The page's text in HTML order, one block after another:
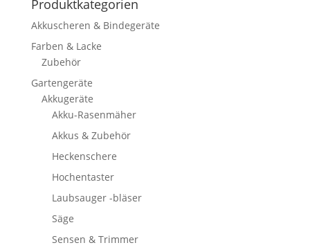
Produktkategorien
Akkuscheren & Bindegeräte
Farben & Lacke
Zubehör
Gartengeräte
Akkugeräte
Akku-Rasenmäher
Akkus & Zubehör
Heckenschere
Hochentaster
Laubsauger -bläser
Säge
Sensen & Trimmer